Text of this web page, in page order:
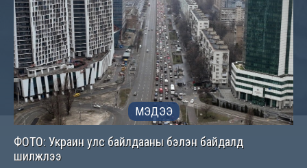
МЭДЭЭ
ФОТО: Украин улс байлдааны бэлэн байдалд
шилжлээ